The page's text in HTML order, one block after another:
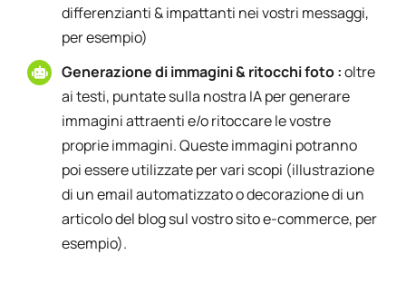
differenzianti & impattanti nei vostri messaggi,
per esempio)
Generazione di immagini & ritocchi foto :oltre
ai testi, puntate sulla nostra IA per generare
immagini attraenti e/o ritoccare le vostre
proprie immagini. Queste immagini potranno
poi essere utilizzate per vari scopi (illustrazione
di un email automatizzato o decorazione di un
articolo del blog sul vostro sito e-commerce, per
esempio).